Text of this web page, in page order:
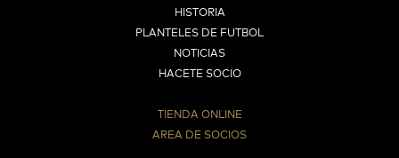
HISTORIA
PLANTELES DE FUTBOL
NOTICIAS
HACETE SOCIO
TIENDA ONLINE
AREA DE SOCIOS